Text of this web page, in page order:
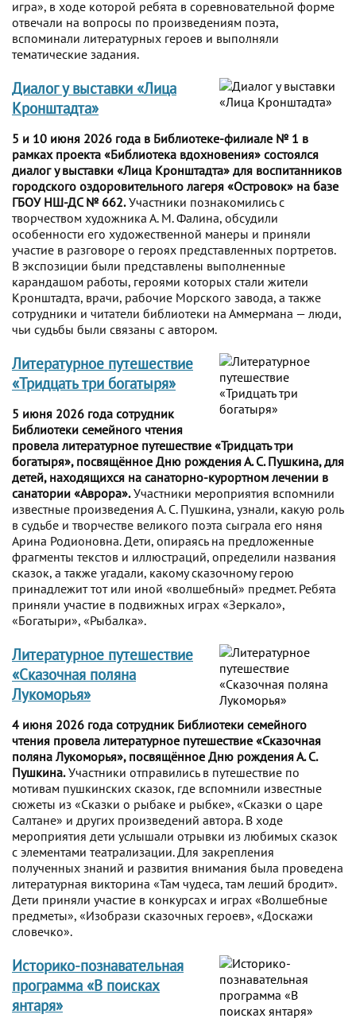
игра», в ходе которой ребята в соревновательной форме
отвечали на вопросы по произведениям поэта,
вспоминали литературных героев и выполняли
тематические задания.
Диалог у выставки «Лица
Кронштадта»
5 и 10 июня 2026 года в Библиотеке-филиале № 1 в
рамках проекта «Библиотека вдохновения» состоялся
диалог у выставки «Лица Кронштадта» для воспитанников
городского оздоровительного лагеря «Островок» на базе
ГБОУ НШ-ДС № 662.Участники познакомились с
творчеством художника А. М. Фалина, обсудили
особенности его художественной манеры и приняли
участие в разговоре о героях представленных портретов.
В экспозиции были представлены выполненные
карандашом работы, героями которых стали жители
Кронштадта, врачи, рабочие Морского завода, а также
сотрудники и читатели библиотеки на Аммермана — люди,
чьи судьбы были связаны с автором.
Литературное путешествие
«Тридцать три богатыря»
5 июня 2026 года сотрудник
Библиотеки семейного чтения
провела литературное путешествие «Тридцать три
богатыря», посвящённое Дню рождения А. С. Пушкина, для
детей, находящихся на санаторно-курортном лечении в
санатории «Аврора».Участники мероприятия вспомнили
известные произведения А. С. Пушкина, узнали, какую роль
в судьбе и творчестве великого поэта сыграла его няня
Арина Родионовна. Дети, опираясь на предложенные
фрагменты текстов и иллюстраций, определили названия
сказок, а также угадали, какому сказочному герою
принадлежит тот или иной «волшебный» предмет. Ребята
приняли участие в подвижных играх «Зеркало»,
«Богатыри», «Рыбалка».
Литературное путешествие
«Сказочная поляна
Лукоморья»
4 июня 2026 года сотрудник Библиотеки семейного
чтения провела литературное путешествие «Сказочная
поляна Лукоморья», посвящённое Дню рождения А. С.
Пушкина.Участники отправились в путешествие по
мотивам пушкинских сказок, где вспомнили известные
сюжеты из «Сказки о рыбаке и рыбке», «Сказки о царе
Салтане» и других произведений автора. В ходе
мероприятия дети услышали отрывки из любимых сказок
с элементами театрализации. Для закрепления
полученных знаний и развития внимания была проведена
литературная викторина «Там чудеса, там леший бродит».
Дети приняли участие в конкурсах и играх «Волшебные
предметы», «Изобрази сказочных героев», «Доскажи
словечко».
Историко-познавательная
программа «В поисках
янтаря»